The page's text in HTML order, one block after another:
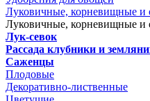
Луковичные, корневищные и
Луковичные, корневищные и
Лук-севок
Рассада клубники и
Саженцы
Плодовые
Декоративно-лиственные